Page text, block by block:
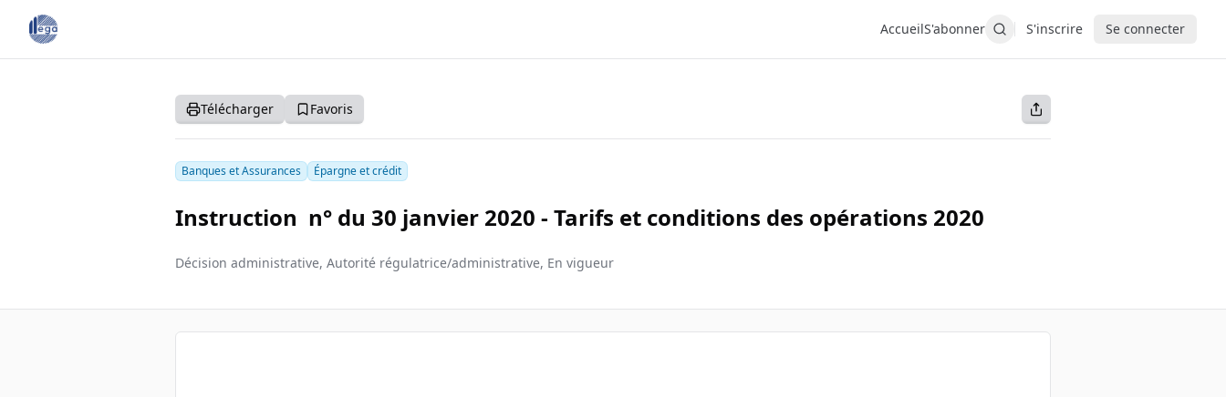
AccueilS'abonner S'inscrire Se connecter
Télécharger Favoris
Banques et Assurances Épargne et crédit
Instruction n° du 30 janvier 2020 - Tarifs et conditions des opérations 2020
Décision administrative, Autorité régulatrice/administrative, En vigueur